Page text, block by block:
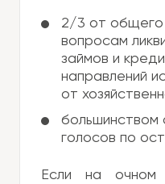
2/3 от общего
вопросам
займов и
направлений
от
большинством
голосов по
Если на очном